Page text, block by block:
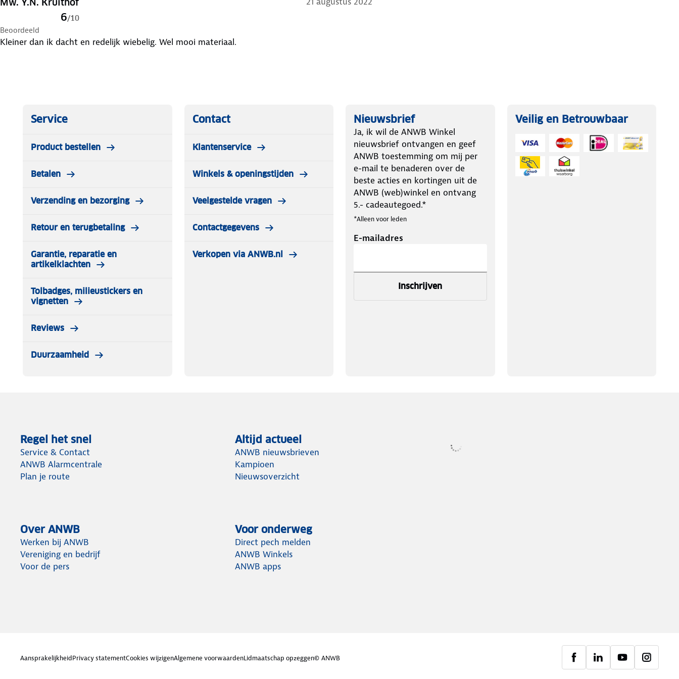
Mw. Y.N. Kruithof
6/10
Beoordeeld
Kleiner dan ik dacht en redelijk wiebelig. Wel mooi materiaal.
Service
Product bestellen
Betalen
Verzending en bezorging
Retour en terugbetaling
Garantie, reparatie en
artikelklachten
Tolbadges, milieustickers en
vignetten
Reviews
Duurzaamheid
Contact
Klantenservice
Winkels & openingstijden
Veelgestelde vragen
Contactgegevens
Verkopen via ANWB.nl
Nieuwsbrief
Ja, ik wil de ANWB Winkel
nieuwsbrief ontvangen en geef
ANWB toestemming om mij per
e-mail te benaderen over de
beste acties en kortingen uit de
ANWB (web)winkel en ontvang
5.- cadeautegoed.*
*Alleen voor leden
E-mailadres
Inschrijven
Veilig en Betrouwbaar
Regel het snel
Service & Contact
ANWB Alarmcentrale
Plan je route
Altijd actueel
ANWB nieuwsbrieven
Kampioen
Nieuwsoverzicht
Over ANWB
Werken bij ANWB
Vereniging en bedrijf
Voor de pers
Voor onderweg
Direct pech melden
ANWB Winkels
ANWB apps
AansprakelijkheidPrivacy statementCookies wijzigenAlgemene voorwaardenLidmaatschap opzeggen© ANWB